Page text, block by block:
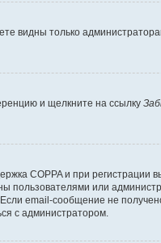
видны только
и щелкните на ссылку
COPPA и при регистрации
пользователями или
email-сообщение не
с администратором.